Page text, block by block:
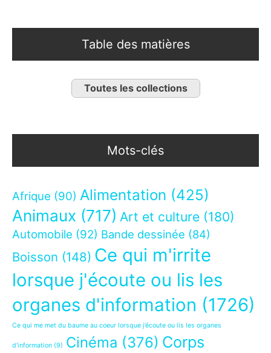
Table des matières
Toutes les collections
Mots-clés
Afrique (90) Alimentation (425)
Animaux (717) Art et culture (180)
Automobile (92) Bande dessinée (84)
Boisson (148) Ce qui m'irrite
lorsque j'écoute ou lis les
organes d'information (1726)
Ce qui me met du baume au coeur lorsque j’écoute ou lis les organes
d’information (9) Cinéma (376) Corps